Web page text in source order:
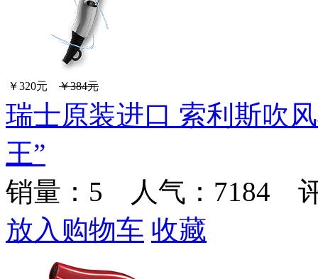
￥320元 ￥384元
瑞士原装进口 索利斯吹
王”
销量： 5 人气：7184
放入购物车 收藏